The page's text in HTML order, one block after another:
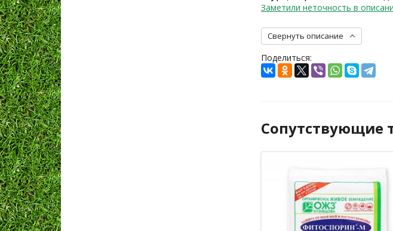
Заметили неточность в
Свернуть описание
Поделиться:
Сопутствующие